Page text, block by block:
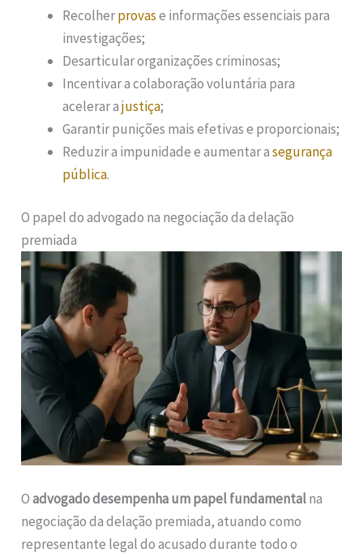
Recolherprovase informações essenciais para
investigações;
Desarticular organizações criminosas;
Incentivar a colaboração voluntária para
acelerar ajustiça;
Garantir punições mais efetivas e proporcionais;
Reduzir a impunidade e aumentar asegurança
pública.
O papel do advogado na negociação da delação
premiada
Oadvogado desempenha um papel fundamentalna
negociação da delação premiada, atuando como
representante legal do acusado durante todo o